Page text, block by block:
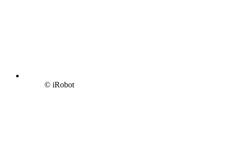
© iRobot